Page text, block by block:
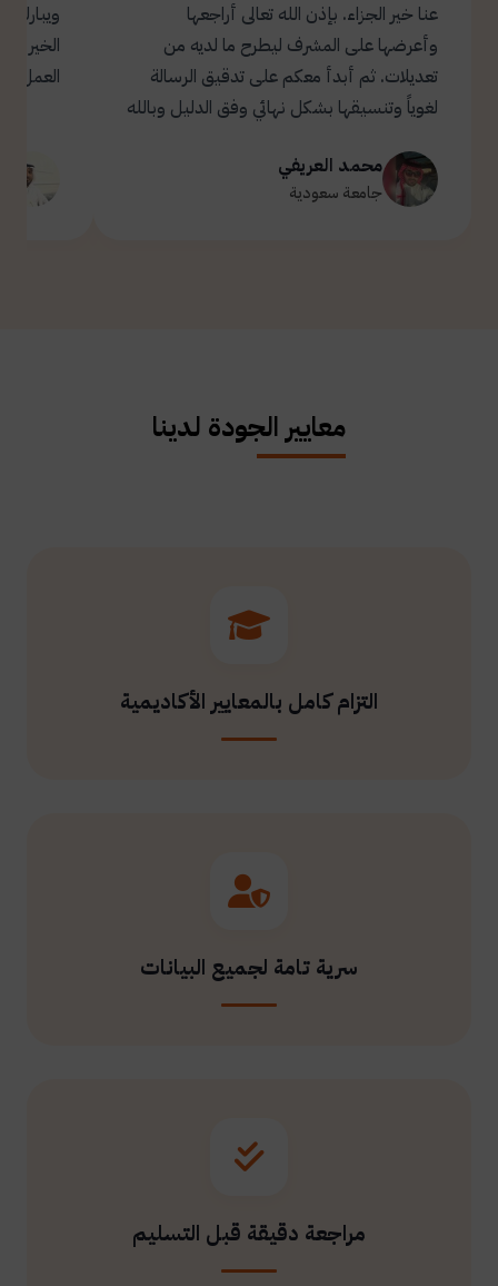
عنا خير الجزاء. بإذن الله تعالى أراجعها
وأعرضها على المشرف ليطرح ما لديه من
تعديلات. ثم أبدأ معكم على تدقيق الرسالة
لغوياً وتنسيقها بشكل نهائي وفق الدليل وبالله
محمد العريفي
جامعة سعودية
العمل.
معايير الجودة لدينا
التزام كامل بالمعايير الأكاديمية
سرية تامة لجميع البيانات
مراجعة دقيقة قبل التسليم